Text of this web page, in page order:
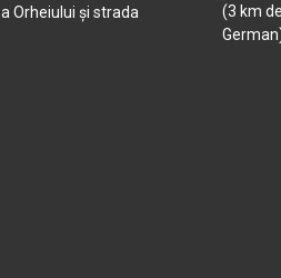
Orheiului și strada
(3 km